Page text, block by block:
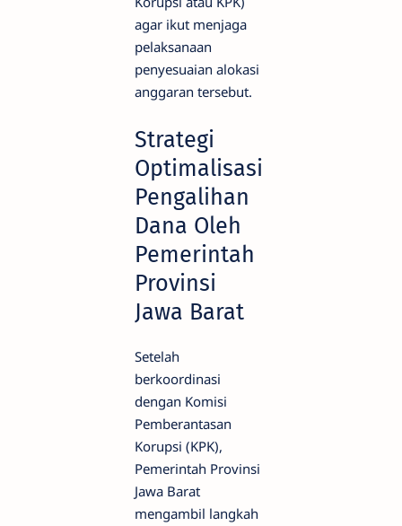
agar ikut menjaga
pelaksanaan
penyesuaian alokasi
anggaran tersebut.
Strategi
Optimalisasi
Pengalihan
Dana Oleh
Pemerintah
Provinsi
Jawa Barat
Setelah
berkoordinasi
dengan Komisi
Pemberantasan
Korupsi (KPK),
Pemerintah Provinsi
Jawa Barat
mengambil langkah